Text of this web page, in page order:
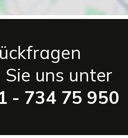
Sie uns unter
- 734 75 950